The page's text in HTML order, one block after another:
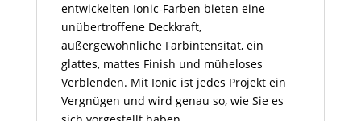
entwickelten Ionic-Farben bieten eine
unübertroffene Deckkraft,
außergewöhnliche Farbintensität, ein
glattes, mattes Finish und müheloses
Verblenden. Mit Ionic ist jedes Projekt ein
Vergnügen und wird genau so, wie Sie es